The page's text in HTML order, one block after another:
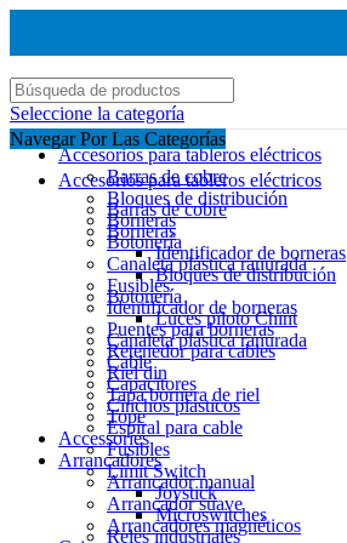
Seleccione la categoría
Accesorios para tableros eléctricos
Barras de cobre
Bloques de distribución
Borneras
Botonería
Canaleta plástica ranurada
Fusibles
Identificador de borneras
Puentes para borneras
Retenedor para cables
Riel din
Tapa bornera de riel
Tope
Accessories
Arrancadores
Arrancador manual
Arrancador suave
Arrancadores magnéticos
Navegar Por Las Categorías
Accesorios para tableros eléctricos
Barras de cobre
Borneras
Identificador de borneras
Bloques de distribución
Botonería
Luces piloto Chint
Canaleta plástica ranurada
Cable
Capacitores
Cinchos plasticos
Espiral para cable
Fusibles
Limit Switch
Joystick
Microswitches
Reles industriales